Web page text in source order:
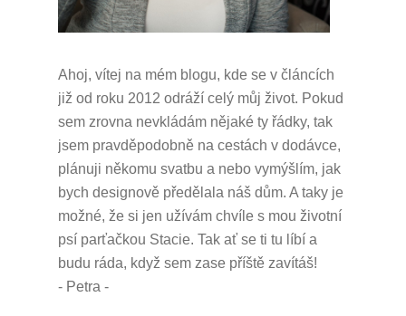
Ahoj, vítej na mém blogu, kde se v článcích
již od roku 2012 odráží celý můj život. Pokud
sem zrovna nevkládám nějaké ty řádky, tak
jsem pravděpodobně na cestách v dodávce,
plánuji někomu svatbu a nebo vymýšlím, jak
bych designově předělala náš dům. A taky je
možné, že si jen užívám chvíle s mou životní
psí parťačkou Stacie. Tak ať se ti tu líbí a
budu ráda, když sem zase příště zavítáš!
- Petra -